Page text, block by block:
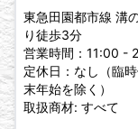
東急田園都市線 溝
り徒歩3分
営業時間：11:00 -
定休日：なし（臨
末年始を除く）
取扱商材: すべて